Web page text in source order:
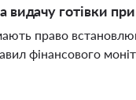
готівки
право
фінансового